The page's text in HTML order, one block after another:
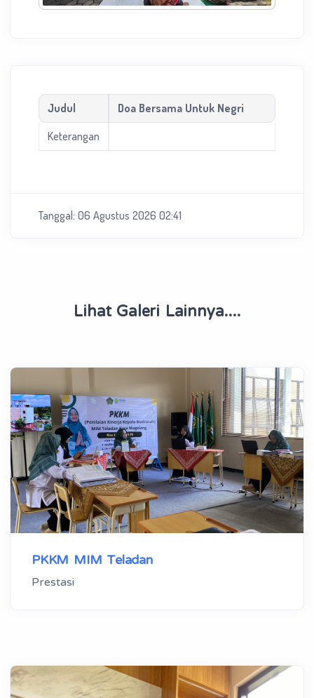
Judul
Doa Bersama Untuk Negri
Keterangan
Tanggal: 06 Agustus 2026 02:41
Lihat Galeri Lainnya....
PKKM MIM Teladan
Prestasi